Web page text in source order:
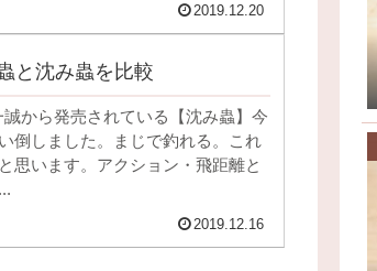
2019.12.20
と沈み蟲を比較
から発売されている【沈み蟲】今
倒しました。まじで釣れる。これ
思います。アクション・飛距離と
2019.12.16